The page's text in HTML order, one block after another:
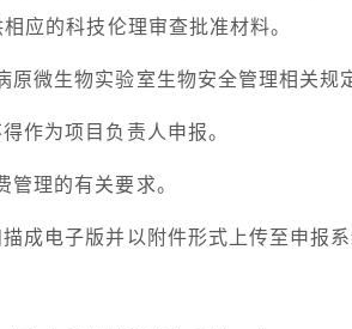
应的科技伦理审查批准材料。
微生物实验室生物安全管理相关规
作为项目负责人申报。
理的有关要求。
成电子版并以附件形式上传至申报系